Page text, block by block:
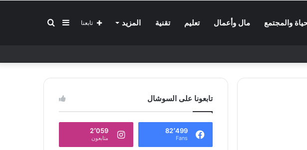
والمجتمع مال وأعمال تعليم تقنية المزيد بحثإضافة
جانبي
تابعنا
تابعونا على السوشال
82٬499
Fans
2٬059
متابعون